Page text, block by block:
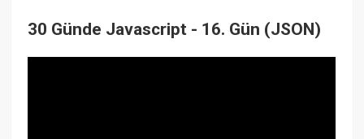
30 Günde Javascript - 16. Gün (JSON)